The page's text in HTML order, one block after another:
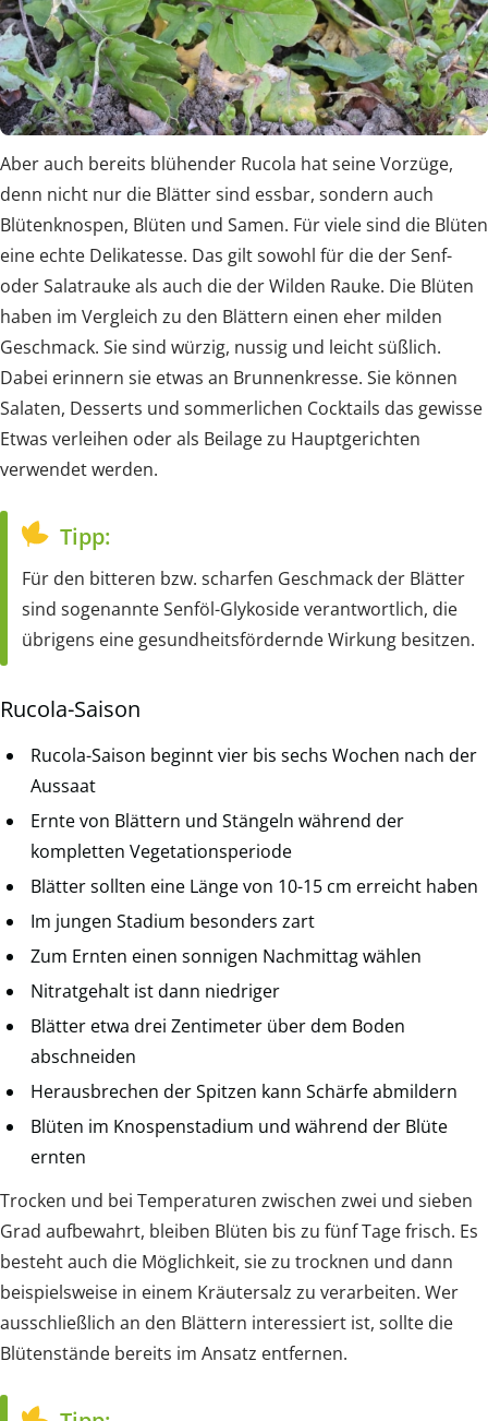
Aber auch bereits blühender Rucola hat seine Vorzüge,
denn nicht nur die Blätter sind essbar, sondern auch
Blütenknospen, Blüten und Samen. Für viele sind die Blüten
eine echte Delikatesse. Das gilt sowohl für die der Senf-
oder Salatrauke als auch die der Wilden Rauke. Die Blüten
haben im Vergleich zu den Blättern einen eher milden
Geschmack. Sie sind würzig, nussig und leicht süßlich.
Dabei erinnern sie etwas an Brunnenkresse. Sie können
Salaten, Desserts und sommerlichen Cocktails das gewisse
Etwas verleihen oder als Beilage zu Hauptgerichten
verwendet werden.
Tipp:
Für den bitteren bzw. scharfen Geschmack der Blätter
sind sogenannte Senföl-Glykoside verantwortlich, die
übrigens eine gesundheitsfördernde Wirkung besitzen.
Rucola-Saison
Rucola-Saison beginnt vier bis sechs Wochen nach der
Aussaat
Ernte von Blättern und Stängeln während der
kompletten Vegetationsperiode
Blätter sollten eine Länge von 10-15 cm erreicht haben
Im jungen Stadium besonders zart
Zum Ernten einen sonnigen Nachmittag wählen
Nitratgehalt ist dann niedriger
Blätter etwa drei Zentimeter über dem Boden
abschneiden
Herausbrechen der Spitzen kann Schärfe abmildern
Blüten im Knospenstadium und während der Blüte
ernten
Trocken und bei Temperaturen zwischen zwei und sieben
Grad aufbewahrt, bleiben Blüten bis zu fünf Tage frisch. Es
besteht auch die Möglichkeit, sie zu trocknen und dann
beispielsweise in einem Kräutersalz zu verarbeiten. Wer
ausschließlich an den Blättern interessiert ist, sollte die
Blütenstände bereits im Ansatz entfernen.